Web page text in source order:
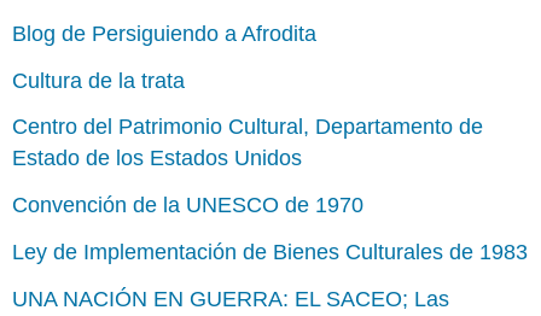
Blog de Persiguiendo a Afrodita
Cultura de la trata
Centro del Patrimonio Cultural, Departamento de
Estado de los Estados Unidos
Convención de la UNESCO de 1970
Ley de Implementación de Bienes Culturales de 1983
UNA NACIÓN EN GUERRA: EL SACEO; Las